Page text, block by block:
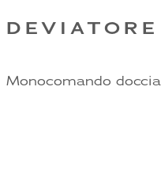
DEVIATORE
Monocomando